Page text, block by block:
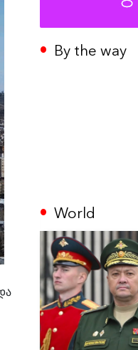
By the way
World